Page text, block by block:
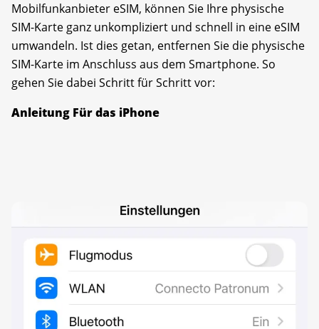
Mobilfunkanbieter eSIM, können Sie Ihre physische
SIM-Karte ganz unkompliziert und schnell in eine eSIM
umwandeln. Ist dies getan, entfernen Sie die physische
SIM-Karte im Anschluss aus dem Smartphone. So
gehen Sie dabei Schritt für Schritt vor:
Anleitung Für das iPhone